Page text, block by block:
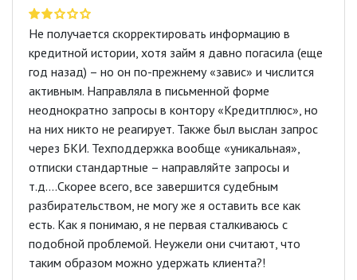
Не получается скорректировать информацию в
кредитной истории, хотя займ я давно погасила (еще
год назад) – но он по-прежнему «завис» и числится
активным. Направляла в письменной форме
неоднократно запросы в контору «Кредитплюс», но
на них никто не реагирует. Также был выслан запрос
через БКИ. Техподдержка вообще «уникальная»,
отписки стандартные – направляйте запросы и
т.д….Скорее всего, все завершится судебным
разбирательством, не могу же я оставить все как
есть. Как я понимаю, я не первая сталкиваюсь с
подобной проблемой. Неужели они считают, что
таким образом можно удержать клиента?!